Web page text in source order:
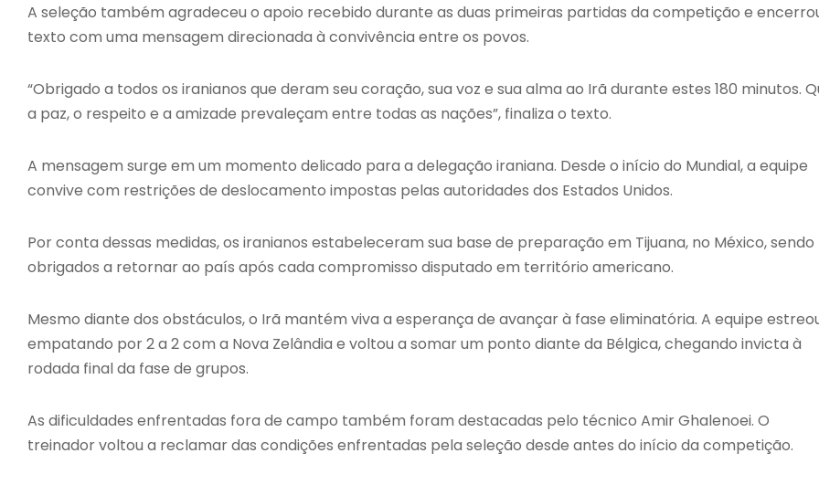
A seleção também agradeceu o apoio recebido durante as duas primeiras partidas da competição e
texto com uma mensagem direcionada à convivência entre os povos.
“Obrigado a todos os iranianos que deram seu coração, sua voz e sua alma ao Irã durante estes 180 minutos.
a paz, o respeito e a amizade prevaleçam entre todas as nações”, finaliza o texto.
A mensagem surge em um momento delicado para a delegação iraniana. Desde o início do Mundial, a equipe
convive com restrições de deslocamento impostas pelas autoridades dos Estados Unidos.
Por conta dessas medidas, os iranianos estabeleceram sua base de preparação em Tijuana, no México, sendo
obrigados a retornar ao país após cada compromisso disputado em território americano.
Mesmo diante dos obstáculos, o Irã mantém viva a esperança de avançar à fase eliminatória. A equipe
empatando por 2 a 2 com a Nova Zelândia e voltou a somar um ponto diante da Bélgica, chegando invicta à
rodada final da fase de grupos.
As dificuldades enfrentadas fora de campo também foram destacadas pelo técnico Amir Ghalenoei. O
treinador voltou a reclamar das condições enfrentadas pela seleção desde antes do início da competição.